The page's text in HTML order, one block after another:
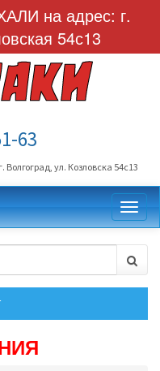
на адрес: г.
54с13
63
Волгоград, ул. Козловска 54с13